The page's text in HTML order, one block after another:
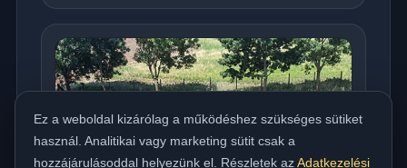
Ez a weboldal kizárólag a működéshez szükséges sütiket
használ. Analitikai vagy marketing sütit csak a
hozzájárulásoddal helyezünk el. Részletek azAdatkezelési